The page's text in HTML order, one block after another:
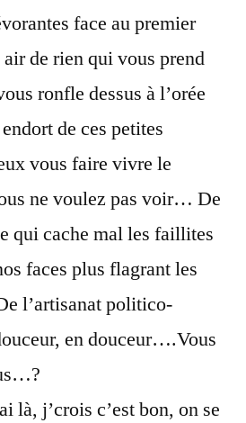
face au premier
de rien qui vous prend
ronfle dessus à l’orée
de ces petites
vous faire vivre le
ne voulez pas voir… De
qui cache mal les faillites
faces plus flagrant les
l’artisanat politico-
en douceur….Vous
là, j’crois c’est bon, on se